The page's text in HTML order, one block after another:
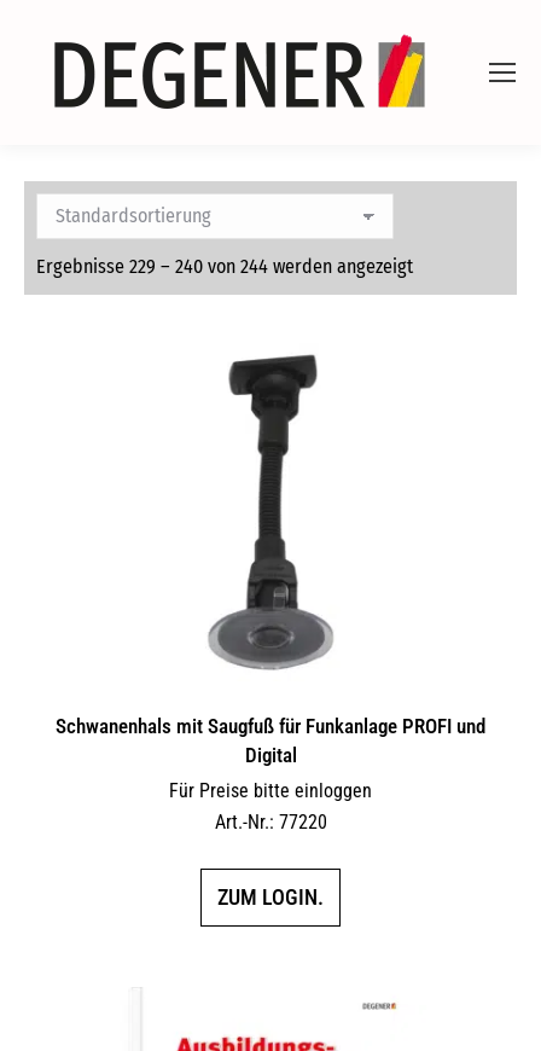
Ergebnisse 229 – 240 von 244 werden angezeigt
Schwanenhals mit Saugfuß für Funkanlage PROFI und
Digital
Für Preise bitte einloggen
Art.-Nr.: 77220
ZUM LOGIN.